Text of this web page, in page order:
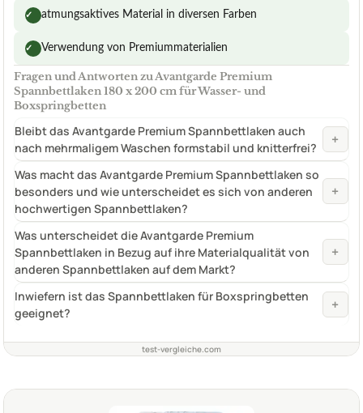
✓ atmungsaktives Material in diversen Farben
✓ Verwendung von Premiummaterialien
Fragen und Antworten zu Avantgarde Premium
Spannbettlaken 180 x 200 cm für Wasser- und
Boxspringbetten
Bleibt das Avantgarde Premium Spannbettlaken auch
nach mehrmaligem Waschen formstabil und knitterfrei?
+
Was macht das Avantgarde Premium Spannbettlaken so
besonders und wie unterscheidet es sich von anderen
hochwertigen Spannbettlaken?
+
Was unterscheidet die Avantgarde Premium
Spannbettlaken in Bezug auf ihre Materialqualität von
anderen Spannbettlaken auf dem Markt?
+
Inwiefern ist das Spannbettlaken für Boxspringbetten
geeignet?
+
test-vergleiche.com